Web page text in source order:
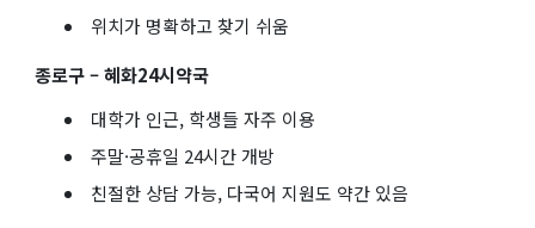
위치가 명확하고 찾기 쉬움
종로구 – 혜화24시약국
대학가 인근, 학생들 자주 이용
주말·공휴일 24시간 개방
친절한 상담 가능, 다국어 지원도 약간 있음